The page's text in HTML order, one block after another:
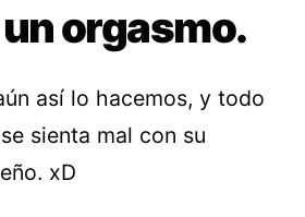
orgasmo.
así lo hacemos, y todo
sienta mal con su
xD